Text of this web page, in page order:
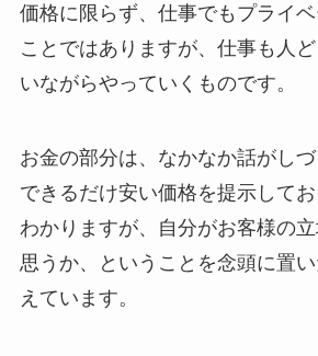
価格に限らず、仕事でもプライ
ことではありますが、仕事も人
いながらやっていくものです。
お金の部分は、なかなか話がしづ
できるだけ安い価格を提示して
わかりますが、自分がお客様の
思うか、ということを念頭に置
えています。